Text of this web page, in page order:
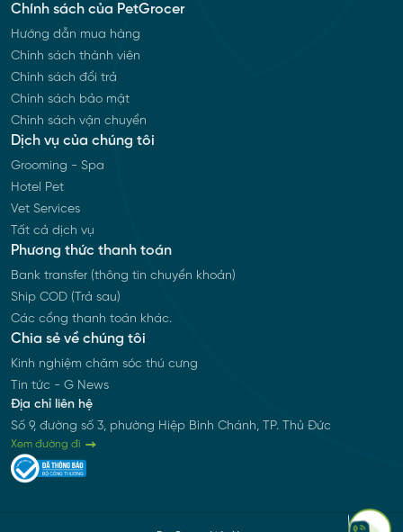
Chính sách của PetGrocer
Hướng dẫn mua hàng
Chính sách thành viên
Chính sách đổi trả
Chính sách bảo mật
Chính sách vận chuyển
Dịch vụ của chúng tôi
Grooming - Spa
Hotel Pet
Vet Services
Tất cả dịch vụ
Phương thức thanh toán
Bank transfer (thông tin chuyển khoản)
Ship COD (Trả sau)
Các cổng thanh toán khác.
Chia sẻ về chúng tôi
Kinh nghiệm chăm sóc thú cưng
Tin tức - G News
Địa chỉ liên hệ
Số 9, đường số 3, phường Hiệp Bình Chánh, TP. Thủ Đức
Xem đường đi